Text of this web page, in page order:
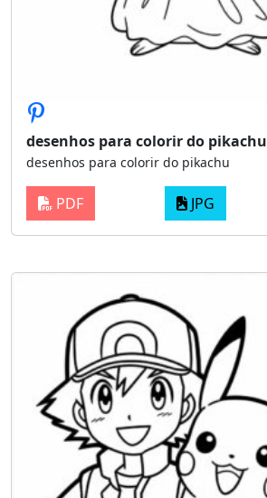
desenhos para colorir do pikachu
desenhos para colorir do pikachu
PDF JPG